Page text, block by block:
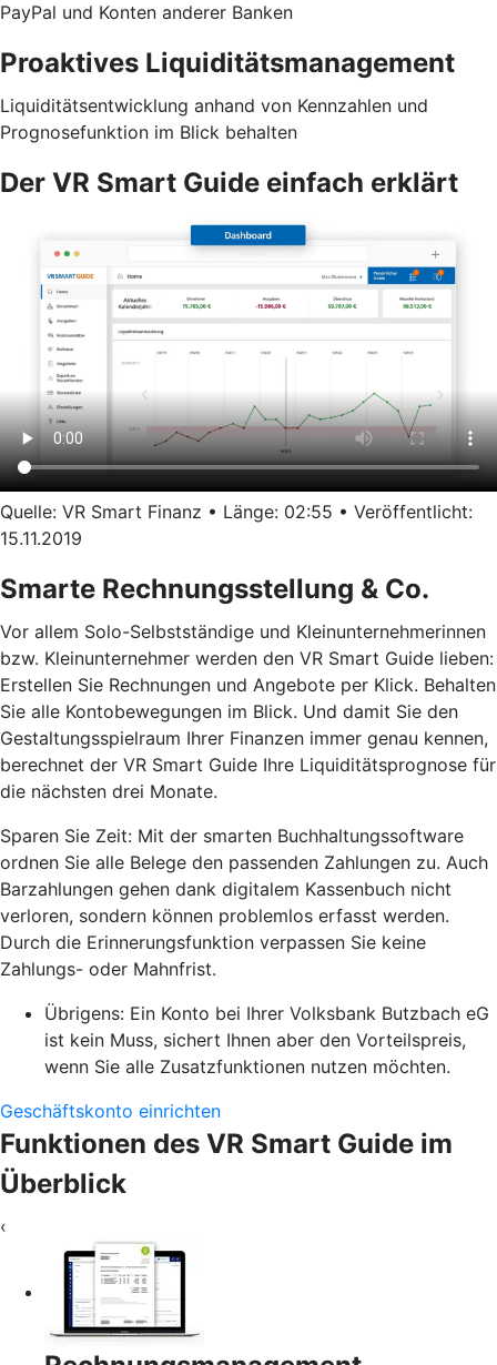
PayPal und Konten anderer Banken
Proaktives Liquiditätsmanagement
Liquiditätsentwicklung anhand von Kennzahlen und
Prognosefunktion im Blick behalten
Der VR Smart Guide einfach erklärt
Quelle: VR Smart Finanz • Länge: 02:55 • Veröffentlicht:
15.11.2019
Smarte Rechnungsstellung & Co.
Vor allem Solo-Selbstständige und Kleinunternehmerinnen
bzw. Kleinunternehmer werden den VR Smart Guide lieben:
Erstellen Sie Rechnungen und Angebote per Klick. Behalten
Sie alle Kontobewegungen im Blick. Und damit Sie den
Gestaltungsspielraum Ihrer Finanzen immer genau kennen,
berechnet der VR Smart Guide Ihre Liquiditätsprognose für
die nächsten drei Monate.
Sparen Sie Zeit: Mit der smarten Buchhaltungssoftware
ordnen Sie alle Belege den passenden Zahlungen zu. Auch
Barzahlungen gehen dank digitalem Kassenbuch nicht
verloren, sondern können problemlos erfasst werden.
Durch die Erinnerungsfunktion verpassen Sie keine
Zahlungs- oder Mahnfrist.
Übrigens: Ein Konto bei Ihrer Volksbank Butzbach eG
ist kein Muss, sichert Ihnen aber den Vorteilspreis,
wenn Sie alle Zusatzfunktionen nutzen möchten.
Geschäftskonto einrichten
Funktionen des VR Smart Guide im
Überblick
‹